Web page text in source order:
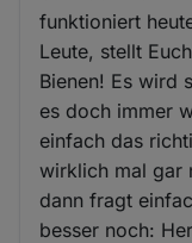
funktioniert
Leute, stellt
Bienen! Es wird
es doch immer
einfach das
wirklich mal gar
dann fragt
besser noch: